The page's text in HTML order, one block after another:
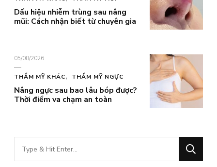
Dấu hiệu nhiễm trùng sau nâng
mũi: Cách nhận biết từ chuyên gia
05/08/2026
THẨM MỸ KHÁC THẨM MỸ NGỰC
Nâng ngực sau bao lâu bóp được?
Thời điểm va chạm an toàn
Bạn
muốn